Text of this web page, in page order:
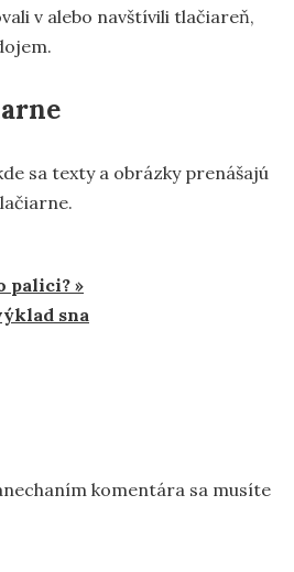
v alebo navštívili tlačiareň,
sa texty a obrázky prenášajú
palici? »
sna
komentára sa musíte